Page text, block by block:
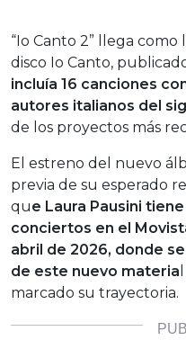
“Io Canto 2” llega
disco Io Canto,
incluía 16 canciones
autores italianos del
de los proyectos más
El estreno del nuevo
previa de su esperado
que Laura Pausini
conciertos en el
abril de 2026, donde
de este nuevo materia
marcado su trayectoria.